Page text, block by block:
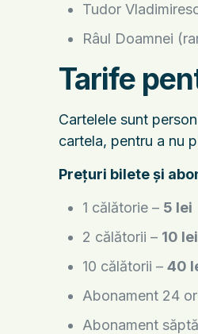
Tudor
Râul Doamnei
Tarife
Cartelele sunt
cartela, pentru a nu
Prețuri bilete și
1 călătorie – 5 lei
2 călătorii – 10 lei
10 călătorii –40
Abonament 24
Abonament